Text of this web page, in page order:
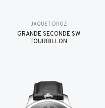
JAQUET DROZ
GRANDE SECONDE SW
TOURBILLON